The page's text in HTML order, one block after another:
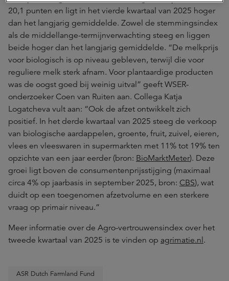
20,1 punten en ligt in het vierde kwartaal van 2025 hoger
dan het langjarig gemiddelde. Zowel de stemmingsindex
als de middellange-termijnverwachting steeg en liggen
beide hoger dan het langjarig gemiddelde. “De melkprijs
voor biologisch is op niveau gebleven, terwijl die voor
reguliere melk sterk afnam. Voor plantaardige producten
was de oogst goed bij weinig uitval” geeft WSER-
onderzoeker Coen van Ruiten aan. Collega Katja
Logatcheva vult aan: “Ook de afzet ontwikkelt zich
positief. In het derde kwartaal van 2025 steeg de verkoop
van biologische aardappelen, groente, fruit, zuivel, eieren,
vlees en vleeswaren in supermarkten met 11% tot 19% ten
opzichte van een jaar eerder (bron: BioMarktMeter). Deze
groei ligt boven de consumentenprijsstijging (maximaal
circa 4% op jaarbasis in september 2025, bron: CBS), wat
duidt op een toegenomen afzetvolume en een sterkere
vraag op primair niveau.”
Meer informatie over de Agro-vertrouwensindex over het
tweede kwartaal van 2025 is te vinden op agrimatie.nl.
ASR Dutch Farmland Fund